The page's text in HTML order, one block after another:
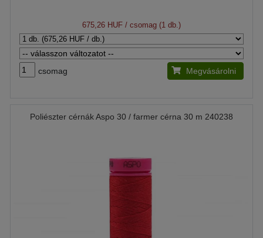
675,26 HUF / csomag (1 db.)
csomag Megvásárolni
Poliészter cérnák Aspo 30 / farmer cérna 30 m 240238